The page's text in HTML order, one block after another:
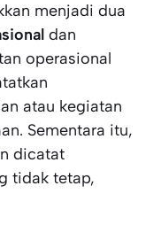
menjadi dua
dan
operasional
atau kegiatan
Sementara itu,
dicatat
tidak tetap,